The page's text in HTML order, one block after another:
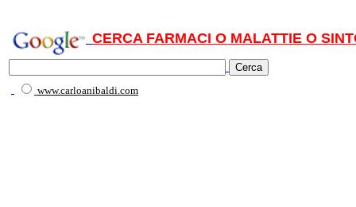
CERCA FARMACI O MALATTIE O
www.carloanibaldi.com